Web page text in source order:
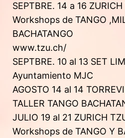
SEPTBRE. 14 a 16
Workshops de TANGO
BACHATANGO
www.tzu.ch/
SEPTBRE. 10 al 13 SET
Ayuntamiento MJC
AGOSTO 14 al 14
TALLER TANGO
JULIO 19 al 21 ZURICH
Workshops de TANGO Y